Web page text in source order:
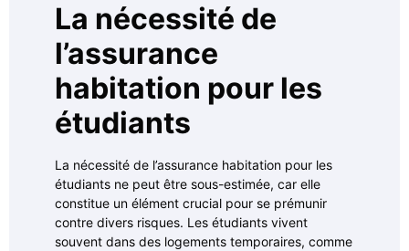
La nécessité de
l’assurance
habitation pour les
étudiants
La nécessité de l’assurance habitation pour les
étudiants ne peut être sous-estimée, car elle
constitue un élément crucial pour se prémunir
contre divers risques. Les étudiants vivent
souvent dans des logements temporaires, comme